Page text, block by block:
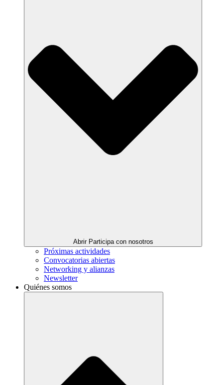
Abrir Participa con nosotros
Próximas actividades
Convocatorias abiertas
Networking y alianzas
Newsletter
Quiénes somos